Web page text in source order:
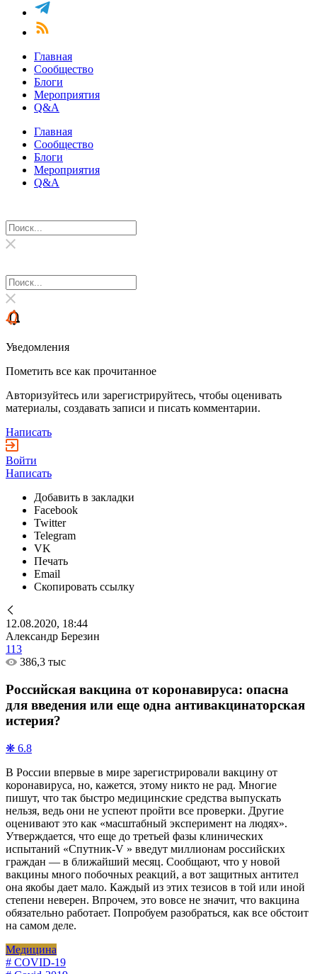
Главная
Сообщество
Блоги
Мероприятия
Q&A
Главная
Сообщество
Блоги
Мероприятия
Q&A
Уведомления
Пометить все как прочитанное
Авторизуйтесь или зарегистрируйтесь, чтобы оценивать
материалы, создавать записи и писать комментарии.
Написать
Войти
Написать
Добавить в закладки
Facebook
Twitter
Telegram
VK
Печать
Email
Скопировать ссылку
12.08.2020, 18:44
Александр Березин
113
386,3 тыс
Российская вакцина от коронавируса: опасна
для введения или еще одна антивакцинаторская
истерия?
❋ 6.8
В России впервые в мире зарегистрировали вакцину от
коронавируса, но, кажется, этому никто не рад. Многие
пишут, что так быстро медицинские средства выпускать
нельзя, ведь они не успеют пройти все проверки. Другие
оценивают это как «масштабный эксперимент на людях».
Утверждается, что еще до третьей фазы клинических
испытаний «Спутник-V » введут миллионам российских
граждан — в ближайший месяц. Сообщают, что у новой
вакцины много побочных реакций, а вот защитных антител
она якобы дает мало. Каждый из этих тезисов в той или иной
степени неверен. Впрочем, это вовсе не значит, что вакцина
обязательно работает. Попробуем разобраться, как все обстоит
на самом деле.
Медицина
# COVID-19